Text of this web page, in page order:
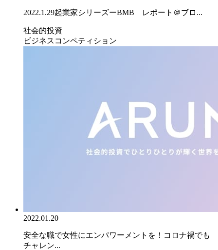
2022.1.29起業家シリーズーBMB レポート＠ブロ...
社会的投資
ビジネスコンペティション
2022.01.20
安全な職で女性にエンパワーメントを！コロナ禍でも
チャレン...